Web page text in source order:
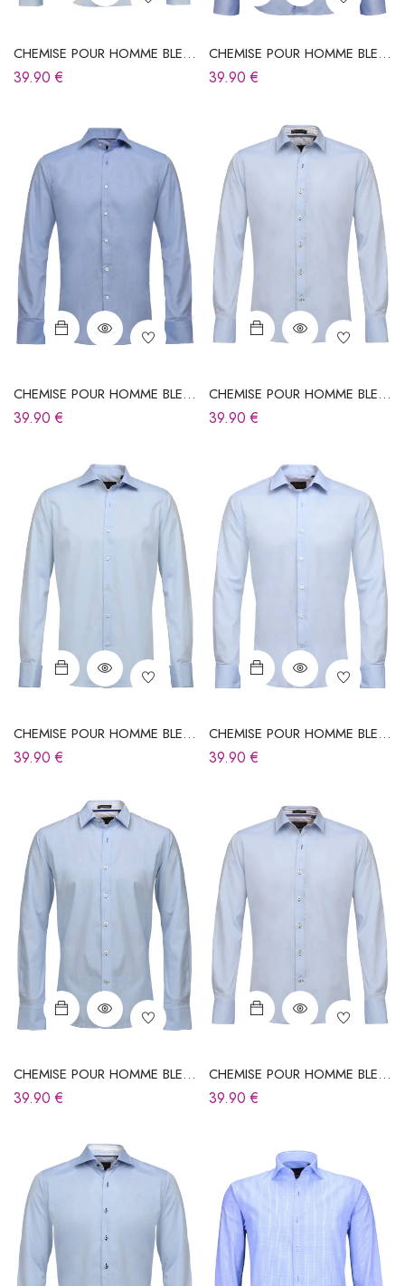
CHEMISE POUR HOMME BLEU
CIEL
39.90€
CHEMISE POUR HOMME BLEU
CIEL
39.90€
CHEMISE POUR HOMME BLEU
CIEL
39.90€
CHEMISE POUR HOMME BLEU
CIEL
39.90€
CHEMISE POUR HOMME BLEU
CIEL
39.90€
CHEMISE POUR HOMME BLEU
CIEL
39.90€
CHEMISE POUR HOMME BLEU
CIEL
39.90€
CHEMISE POUR HOMME BLEU
CIEL
39.90€